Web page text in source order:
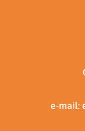
e-mail: